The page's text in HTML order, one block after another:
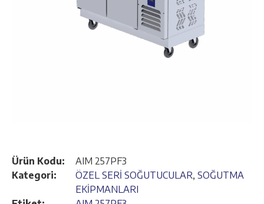
Ürün Kodu:
AIM 257PF3
Kategori:
ÖZEL SERİ SOĞUTUCULAR, SOĞUTMA
EKİPMANLARI